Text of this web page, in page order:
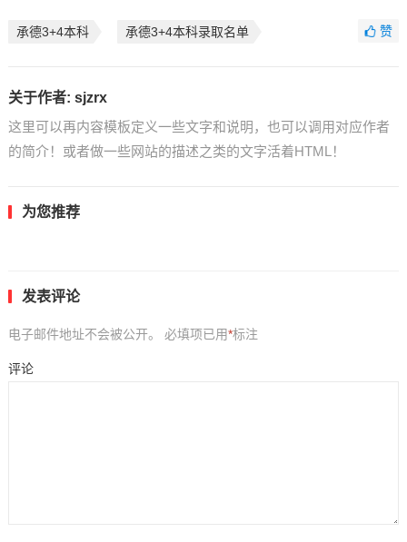
承德3+4本科 承德3+4本科录取名单 赞
关于作者: sjzrx
这里可以再内容模板定义一些文字和说明，也可以调用对应作者
的简介！或者做一些网站的描述之类的文字活着HTML！
为您推荐
发表评论
电子邮件地址不会被公开。 必填项已用*标注
评论